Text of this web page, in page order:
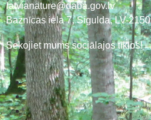
latvianature@daba.gov.lv
Baznīcas iela 7, Sigulda, LV-2150
Sekojiet mums sociālajos tīklos!